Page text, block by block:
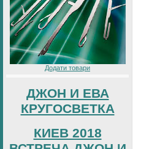
Додати товари
ДЖОН И ЕВА
КРУГОСВЕТКА
КИЕВ 2018